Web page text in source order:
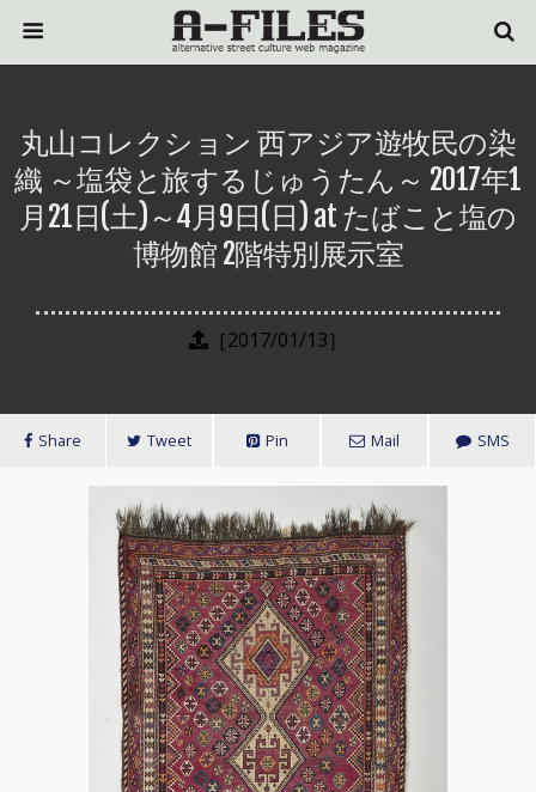
丸山コレクション 西アジア遊牧民の染
織 ～塩袋と旅するじゅうたん～ 2017年1
月21日(土)～4月9日(日) at たばこと塩の
博物館 2階特別展示室
［2017/01/13］
Share Tweet Pin Mail SMS